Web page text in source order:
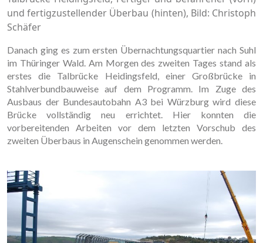
und fertigzustellender Überbau (hinten), Bild: Christoph
Schäfer
Danach ging es zum ersten Übernachtungsquartier nach Suhl
im Thüringer Wald. Am Morgen des zweiten Tages stand als
erstes die Talbrücke Heidingsfeld, einer Großbrücke in
Stahlverbundbauweise auf dem Programm. Im Zuge des
Ausbaus der Bundesautobahn A3 bei Würzburg wird diese
Brücke vollständig neu errichtet. Hier konnten die
vorbereitenden Arbeiten vor dem letzten Vorschub des
zweiten Überbaus in Augenschein genommen werden.